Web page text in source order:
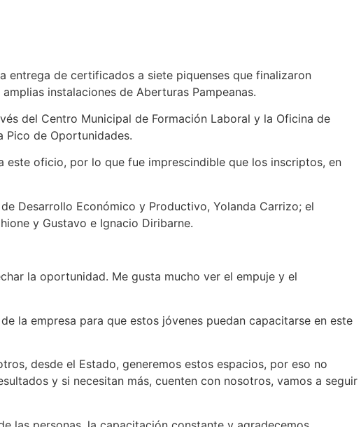
entrega de certificados a siete piquenses que finalizaron
instalaciones de Aberturas Pampeanas.
del Centro Municipal de Formación Laboral y la Oficina de
Pico de Oportunidades.
oficio, por lo que fue imprescindible que los inscriptos, en
Desarrollo Económico y Productivo, Yolanda Carrizo; el
y Gustavo e Ignacio Diribarne.
la oportunidad. Me gusta mucho ver el empuje y el
la empresa para que estos jóvenes puedan capacitarse en este
desde el Estado, generemos estos espacios, por eso no
y si necesitan más, cuenten con nosotros, vamos a seguir